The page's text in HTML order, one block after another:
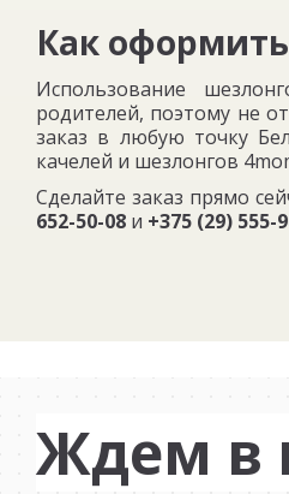
Как
Использование
родителей, поэтому не
заказ в любую точку
качелей и шезлонгов
Сделайте заказ прямо
652-50-08 и +375 (29) 555-
Ждем в